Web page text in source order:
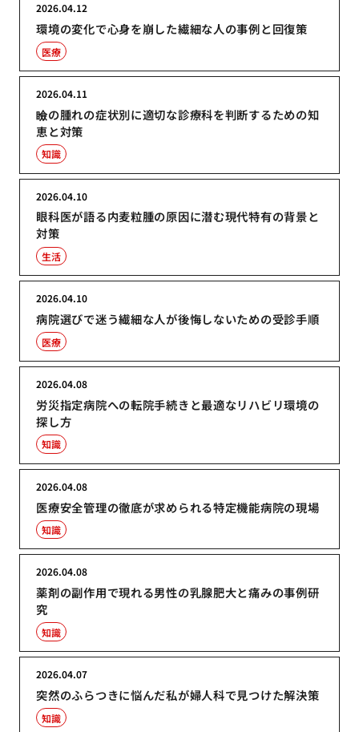
環境の変化で心身を崩した繊細な人の事例と回復策
2026.04.12
医療
瞼の腫れの症状別に適切な診療科を判断するための知
恵と対策
2026.04.11
知識
眼科医が語る内麦粒腫の原因に潜む現代特有の背景と
対策
2026.04.10
生活
病院選びで迷う繊細な人が後悔しないための受診手順
2026.04.10
医療
労災指定病院への転院手続きと最適なリハビリ環境の
探し方
2026.04.08
知識
医療安全管理の徹底が求められる特定機能病院の現場
2026.04.08
知識
薬剤の副作用で現れる男性の乳腺肥大と痛みの事例研
究
2026.04.08
知識
突然のふらつきに悩んだ私が婦人科で見つけた解決策
2026.04.07
知識